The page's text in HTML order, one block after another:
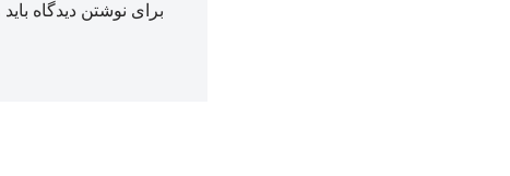
برای نوشتن دیدگاه باید